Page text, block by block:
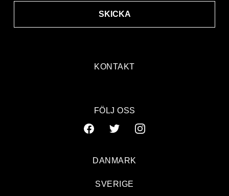
KONTAKT
SKICKA
FÖLJ OSS
DANMARK
SVERIGE